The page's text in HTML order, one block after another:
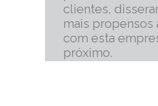
clientes,
mais propensos
com esta
próximo.